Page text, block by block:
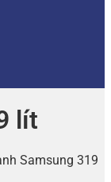
lít
Samsung 319